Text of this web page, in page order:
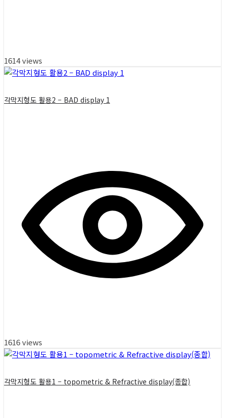
1614 views
각막지형도 활용2 – BAD display 1
1616 views
각막지형도 활용1 – topometric & Refractive display(종합)